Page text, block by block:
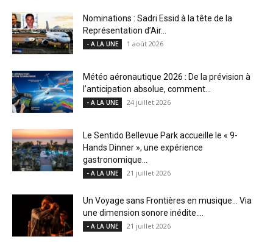
Nominations : Sadri Essid à la tête de la
Représentation d’Air...
- A LA UNE 1 août 2026
Météo aéronautique 2026 : De la prévision à
l’anticipation absolue, comment...
- A LA UNE 24 juillet 2026
Le Sentido Bellevue Park accueille le « 9-
Hands Dinner », une expérience
gastronomique...
- A LA UNE 21 juillet 2026
Un Voyage sans Frontières en musique… Via
une dimension sonore inédite....
- A LA UNE 21 juillet 2026